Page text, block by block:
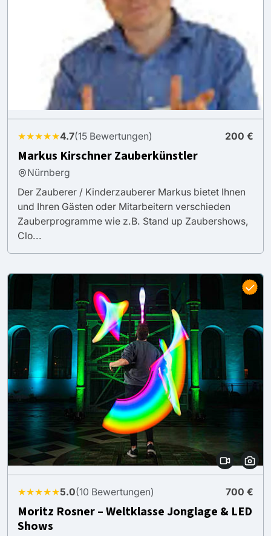
★★★★★4.7(15 Bewertungen) 200 €
Markus Kirschner Zauberkünstler
Nürnberg
Der Zauberer / Kinderzauberer Markus bietet Ihnen
und Ihren Gästen oder Mitarbeitern verschieden
Zauberprogramme wie z.B. Stand up Zaubershows,
Clo...
★★★★★5.0(10 Bewertungen) 700 €
Moritz Rosner – Weltklasse Jonglage & LED
Shows